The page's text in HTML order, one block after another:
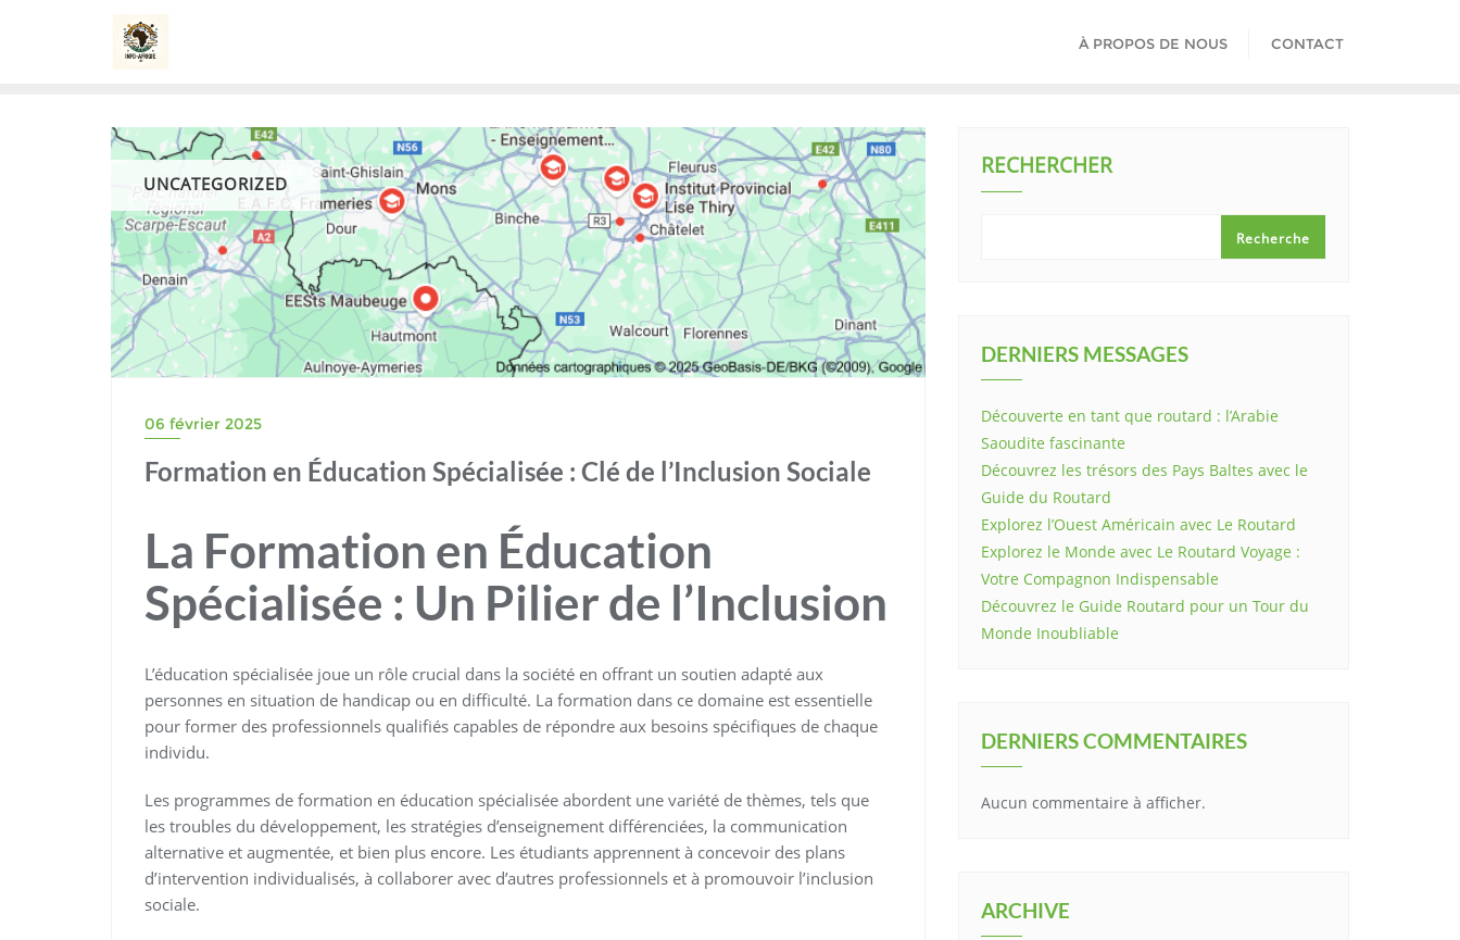
À PROPOS DE NOUS CONTACT
UNCATEGORIZED
06 février 2025
Formation en Éducation Spécialisée : Clé de l’Inclusion Sociale
La Formation en Éducation
Spécialisée : Un Pilier de l’Inclusion
L’éducation spécialisée joue un rôle crucial dans la société en offrant un soutien adapté aux
personnes en situation de handicap ou en difficulté. La formation dans ce domaine est essentielle
pour former des professionnels qualifiés capables de répondre aux besoins spécifiques de chaque
individu.
Les programmes de formation en éducation spécialisée abordent une variété de thèmes, tels que
les troubles du développement, les stratégies d’enseignement différenciées, la communication
alternative et augmentée, et bien plus encore. Les étudiants apprennent à concevoir des plans
d’intervention individualisés, à collaborer avec d’autres professionnels et à promouvoir l’inclusion
sociale.
RECHERCHER
Recherche
DERNIERS MESSAGES
Découverte en tant que routard : l’Arabie
Saoudite fascinante
Découvrez les trésors des Pays Baltes avec le
Guide du Routard
Explorez l’Ouest Américain avec Le Routard
Explorez le Monde avec Le Routard Voyage :
Votre Compagnon Indispensable
Découvrez le Guide Routard pour un Tour du
Monde Inoubliable
DERNIERS COMMENTAIRES
Aucun commentaire à afficher.
ARCHIVE